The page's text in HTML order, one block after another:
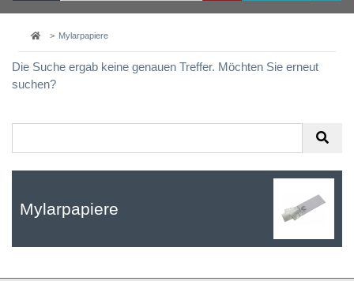
Mylarpapiere
Die Suche ergab keine genauen Treffer. Möchten Sie erneut
suchen?
Mylarpapiere